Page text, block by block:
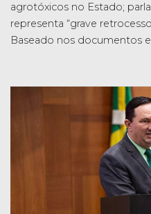
agrotóxicos no Estado;
representa “grave
Baseado nos documentos